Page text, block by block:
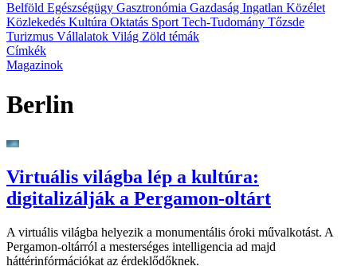
Belföld Egészségügy Gasztronómia Gazdaság Ingatlan Közélet
Közlekedés Kultúra Oktatás Sport Tech-Tudomány Tőzsde
Turizmus Vállalatok Világ Zöld témák
Címkék
Magazinok
Berlin
Virtuális világba lép a kultúra:
digitalizálják a Pergamon-oltárt
A virtuális világba helyezik a monumentális óroki művalkotást. A
Pergamon-oltárról a mesterséges intelligencia ad majd
háttérinfórmációkat az érdeklődőknek.